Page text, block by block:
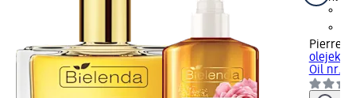
Pierre
olejek
Oil nr...,